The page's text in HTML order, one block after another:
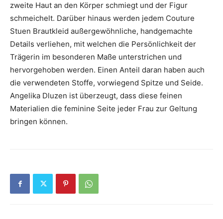
zweite Haut an den Körper schmiegt und der Figur
schmeichelt. Darüber hinaus werden jedem Couture
Stuen Brautkleid außergewöhnliche, handgemachte
Details verliehen, mit welchen die Persönlichkeit der
Trägerin im besonderen Maße unterstrichen und
hervorgehoben werden. Einen Anteil daran haben auch
die verwendeten Stoffe, vorwiegend Spitze und Seide.
Angelika Dluzen ist überzeugt, dass diese feinen
Materialien die feminine Seite jeder Frau zur Geltung
bringen können.